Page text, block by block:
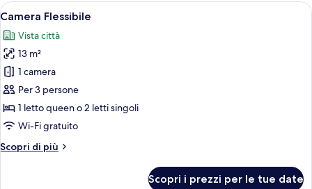
Apri
tutte
le
foto
per
Camera
Flessibile
Una camera da letto con una
4
Camera Flessibile
Vista città
13 m²
1 camera
Per 3 persone
1 letto queen o 2 letti singoli
Wi-Fi gratuito
Scopri di più
Altri
Scopri i prezzi per le tue date